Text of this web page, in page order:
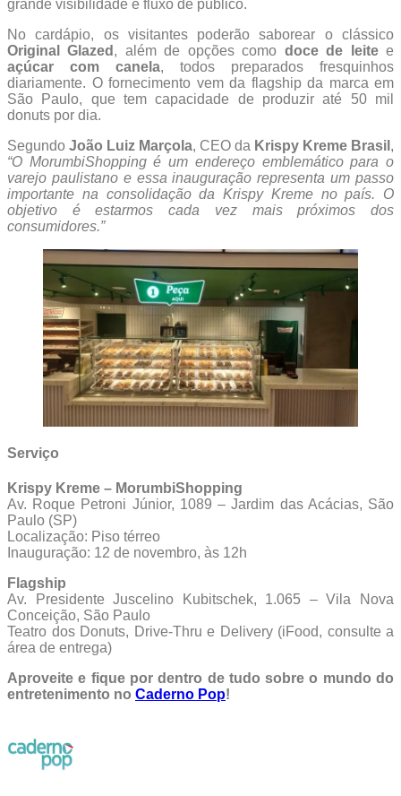
grande visibilidade e fluxo de público.
No cardápio, os visitantes poderão saborear o clássico
Original Glazed , além de opções como doce de leitee
açúcar com canela, todos preparados fresquinhos
diariamente. O fornecimento vem da flagship da marca em
São Paulo, que tem capacidade de produzir até 50 mil
donuts por dia.
Segundo João Luiz Marçola, CEO da Krispy Kreme Brasil ,
“O MorumbiShopping é um endereço emblemático para o
varejo paulistano e essa inauguração representa um passo
importante na consolidação da Krispy Kreme no país. O
objetivo é estarmos cada vez mais próximos dos
consumidores.”
Serviço
Krispy Kreme – MorumbiShopping
Av. Roque Petroni Júnior, 1089 – Jardim das Acácias, São
Paulo (SP)
Localização: Piso térreo
Inauguração: 12 de novembro, às 12h
Flagship
Av. Presidente Juscelino Kubitschek, 1.065 – Vila Nova
Conceição, São Paulo
Teatro dos Donuts, Drive-Thru e Delivery (iFood, consulte a
área de entrega)
Aproveite e fique por dentro de tudo sobre o mundo do
entretenimento no Caderno Pop!